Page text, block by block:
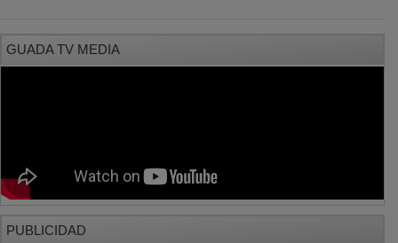
GUADA TV MEDIA
PUBLICIDAD